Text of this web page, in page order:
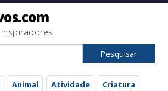
Animal Atividade
Criatura